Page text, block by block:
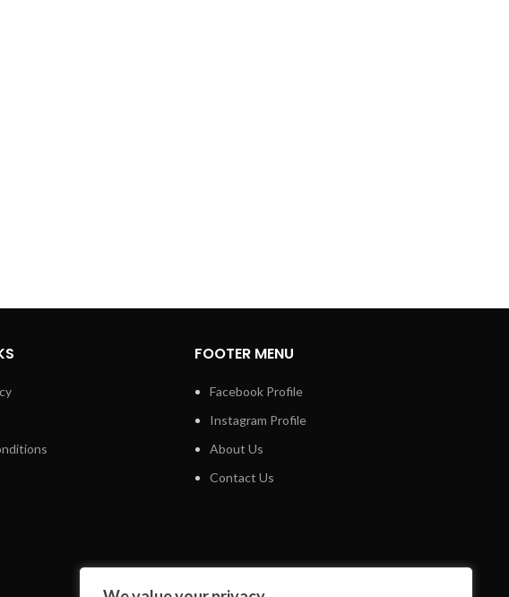
FOOTER MENU
Facebook Profile
Instagram Profile
About Us
Contact Us